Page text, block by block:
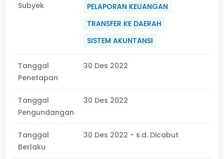
Subyek
PELAPORAN KEUANGAN
TRANSFER KE DAERAH
SISTEM AKUNTANSI
Tanggal
Penetapan
30 Des 2022
Tanggal
Pengundangan
30 Des 2022
Tanggal
Berlaku
30 Des 2022 - s.d. Dicabut